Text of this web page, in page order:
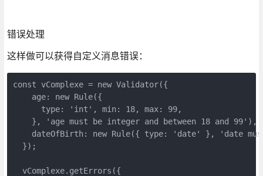
错误处理
这样做可以获得自定义消息错误：
const vComplexe = new Validator({
    age: new Rule({
      type: 'int', min: 18, max: 99,
    }, 'age must be integer and between 18 and 99'),
dateOfBirth: new Rule({ type: 'date' }, 'date
  });
  vComplexe.getErrors({